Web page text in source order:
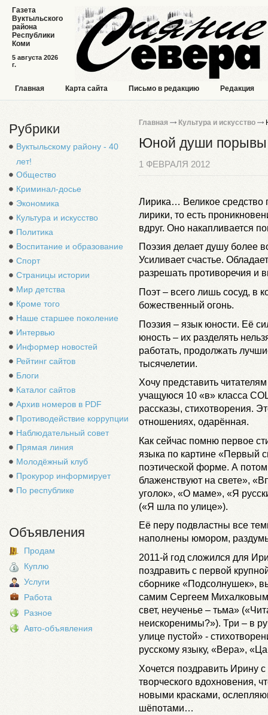
5 августа 2026
г.
Газета
Вуктыльского
района
Республики
Коми
Главная Карта сайта Письмо в редакцию Редакция
Рубрики
Вуктыльскому району - 40
лет!
Общество
Криминал-досье
Экономика
Культура и искусство
Политика
Воспитание и образование
Спорт
Страницы истории
Мир детства
Кроме того
Наше старшее поколение
Интервью
Информер новостей
Рейтинг сайтов
Блоги
Каталог сайтов
Архив номеров в PDF
Противодействие коррупции
Наблюдательный совет
Прямая линия
Молодёжный клуб
Прокурор информирует
По республике
Объявления
Продам
Куплю
Услуги
Работа
Разное
Авто-объявления
Главная Культура и искусство
Юной души порывы
1 ФЕВРАЛЯ 2012
Лирика… Великое средство
лирики, то есть
вдруг. Оно накапливается
Поэзия делает душу более
Усиливает счастье.
разрешать противоречия и
Поэт – всего лишь сосуд, в
божественный огонь.
Поэзия – язык юности. Её
юность – их разделять
работать, продолжать
тысячелетии.
Хочу представить
учащуюся 10 «в» класса
рассказы, стихотворения.
отношениях, одарённая.
Как сейчас помню первое
языка по картине «Первый
поэтической форме. А
блаженствуют на свете»,
уголок», «О маме», «Я
(«Я шла по улице»).
Её перу подвластны все
наполнены юмором,
2011-й год сложился для
поздравить с первой
сборнике «Подсолнушек»,
самим Сергеем
свет, неученье – тьма»
неискоренимы?»). Три – в
улице пустой» -
русскому языку, «Вера»,
Хочется поздравить Ирину
творческого вдохновения,
новыми красками,
шёпотами…